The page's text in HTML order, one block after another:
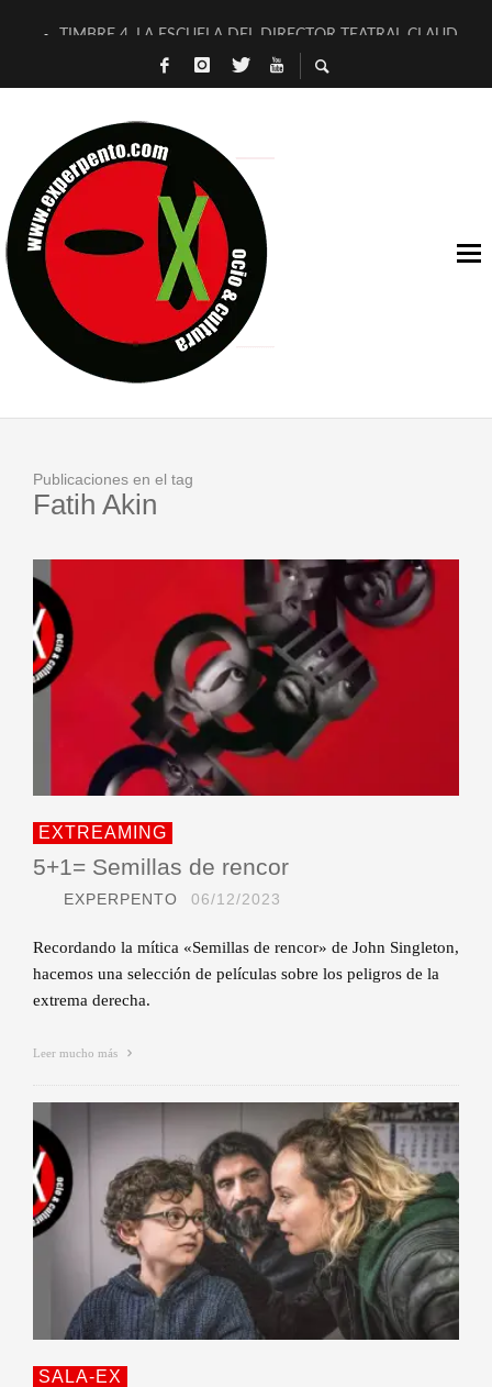
TIMBRE 4, LA ESCUELA DEL DIRECTOR TEATRAL CLAUDIO
30 AÑOS (NO ES NADA) DE LA KATARSIS DEL TOMATAZO
D’BALDOMEROS REINVENTAN [BITÁCORA 3.0] EN EXVITA
MARSHALL FLASH PRESENTA EN EXVITA [RELATIVA
JOFRE BARDAGÍ EN EXVITA INTERPRETANDO A SERRAT
YORCH PRESENTA [CURSO DE ARMONÍA PERSECUTORIA]
MAGALÍ SARE NOS EXPLICA [DESCASADA]
«NO TENGO PUTOS SUEÑOS»
Publicaciones en el tag
Fatih Akin
EXTREAMING
5+1= Semillas de rencor
EXPERPENTO 06/12/2023
Recordando la mítica «Semillas de rencor» de John Singleton,
hacemos una selección de películas sobre los peligros de la
extrema derecha.
Leer mucho más
SALA-EX